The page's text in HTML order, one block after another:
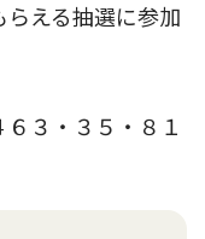
える抽選に参加
６３・３５・８１